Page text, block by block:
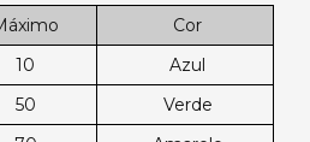
Cor
10
Azul
50
Verde